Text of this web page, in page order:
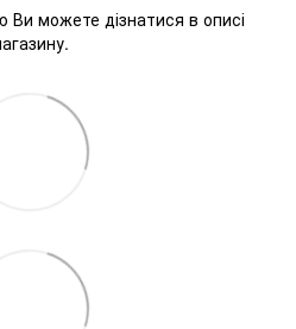
Ви можете дізнатися в описі